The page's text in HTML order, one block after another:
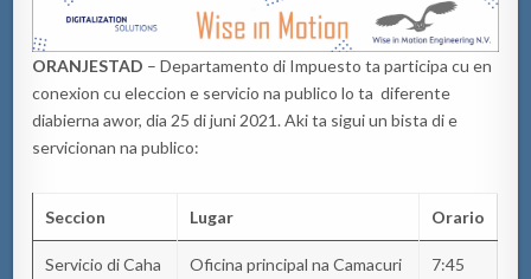
ORANJESTAD – Departamento di Impuesto ta participa cu en
conexion cu eleccion e servicio na publico lo ta diferente
diabierna awor, dia 25 di juni 2021. Aki ta sigui un bista di e
servicionan na publico:
Seccion Lugar Orario
Servicio di Caha
Oficina principal na Camacuri
7:45